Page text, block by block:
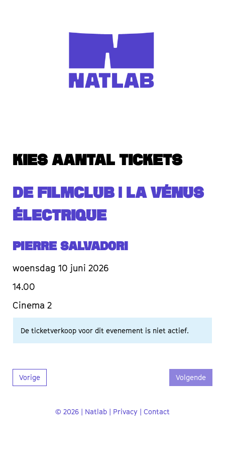
KIES AANTAL TICKETS
DE FILMCLUB | LA VÉNUS
ÉLECTRIQUE
Pierre Salvadori
woensdag 10 juni 2026
14.00
Cinema 2
De ticketverkoop voor dit evenement is niet actief.
Vorige Volgende
© 2026 | Natlab | Privacy | Contact